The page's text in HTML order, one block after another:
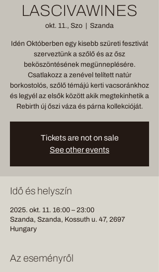
LASCIVAWINES
okt. 11., Szo Szanda
Idén Októberben egy kisebb szüreti fesztivát
szerveztünk a szőlő és az ősz
beköszöntésének megünneplésére.
Csatlakozz a zenével telített natúr
borkostolós, szőlő témájú kerti vacsoránkhoz
és legyél az elsők között akik megtekinhetik a
Rebirth új őszi váza és párna kollekcióját.
Tickets are not on sale
See other events
Idő és helyszín
2025. okt. 11. 16:00 – 23:00
Szanda, Szanda, Kossuth u. 47, 2697
Hungary
Az eseményről